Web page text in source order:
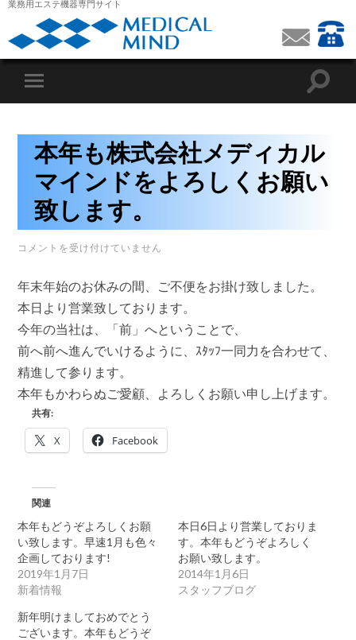
業務用エステ機器専門サイト
本年も株式会社メディカル
マインドをよろしくお願い
致します。
本
株
式
会
社
デ
ィ
カ
ル
ド
お
願
い
致
し
ま
す。
は
コメントを受け付けていません
年末年始のお休みの間、ご不便をお掛け致しました。
本日より営業致しております。
今年の当社は、「前」へということで、
前へ前へ進んでいけるように、ｽﾀｯﾌ一同力を合わせて、
精進して参ります。
本年もかわらぬご愛顧、よろしくお願い申し上げます。
共有:
X Facebook
関連
本年もどうぞよろしくお願
い致します。早速1月も色々
企画しております!
2019年1月7日
新着情報
本日6日より営業しておりま
す。本年もどうぞよろしく
お願い致します。
2014年1月6日
スタッフブログ
新年明けましておめでとう
ございます。本年もどうぞ